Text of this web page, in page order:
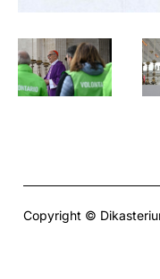
Copyright ©